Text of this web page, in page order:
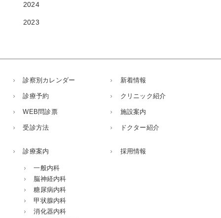
2024
2023
診察別カレンダー
診療予約
WEB問診票
受診方法
新着情報
クリニック紹介
施設案内
ドクター紹介
診療案内
一般内科
脳神経内科
糖尿病内科
甲状腺内科
消化器内科
採用情報